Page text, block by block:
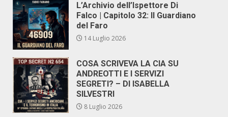
L’Archivio dell’Ispettore Di
Falco | Capitolo 32: Il Guardiano
del Faro
14 Luglio 2026
COSA SCRIVEVA LA CIA SU
ANDREOTTI E I SERVIZI
SEGRETI? – DI ISABELLA
SILVESTRI
8 Luglio 2026